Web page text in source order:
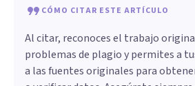
CÓMO CITAR ESTE ARTÍCULO
Al citar, reconoces el trabajo
problemas de plagio y permites a
a las fuentes originales para